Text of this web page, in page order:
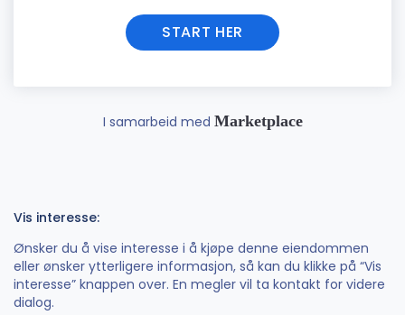
START HER
I samarbeid med Marketplace
Vis interesse:
Ønsker du å vise interesse i å kjøpe denne eiendommen
eller ønsker ytterligere informasjon, så kan du klikke på “Vis
interesse” knappen over. En megler vil ta kontakt for videre
dialog.